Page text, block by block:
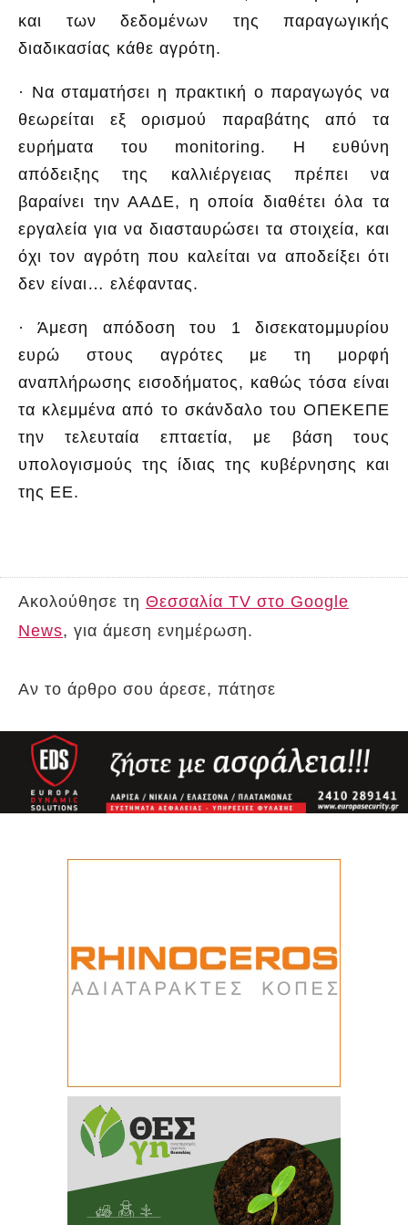
και των δεδομένων της παραγωγικής
διαδικασίας κάθε αγρότη.
· Να σταματήσει η πρακτική ο παραγωγός να
θεωρείται εξ ορισμού παραβάτης από τα
ευρήματα του monitoring. Η ευθύνη
απόδειξης της καλλιέργειας πρέπει να
βαραίνει την ΑΑΔΕ, η οποία διαθέτει όλα τα
εργαλεία για να διασταυρώσει τα στοιχεία, και
όχι τον αγρότη που καλείται να αποδείξει ότι
δεν είναι… ελέφαντας.
· Άμεση απόδοση του 1 δισεκατομμυρίου
ευρώ στους αγρότες με τη μορφή
αναπλήρωσης εισοδήματος, καθώς τόσα είναι
τα κλεμμένα από το σκάνδαλο του ΟΠΕΚΕΠΕ
την τελευταία επταετία, με βάση τους
υπολογισμούς της ίδιας της κυβέρνησης και
της ΕΕ.
Ακολούθησε τη Θεσσαλία TV στο Google
News, για άμεση ενημέρωση.
Αν το άρθρο σου άρεσε, πάτησε